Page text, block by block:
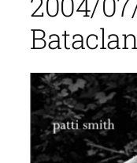
Bataclan